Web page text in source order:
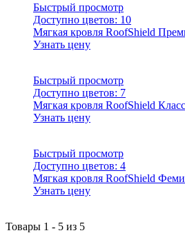
Быстрый просмотр
Доступно цветов: 10
Мягкая кровля RoofShield
Узнать цену
Быстрый просмотр
Доступно цветов: 7
Мягкая кровля RoofShield
Узнать цену
Быстрый просмотр
Доступно цветов: 4
Мягкая кровля RoofShield
Узнать цену
Товары 1 - 5 из 5